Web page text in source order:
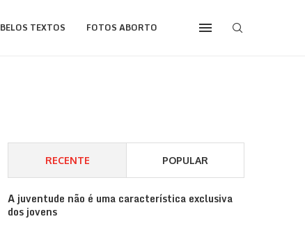
BELOS TEXTOS FOTOS ABORTO
RECENTE POPULAR
A juventude não é uma característica exclusiva
dos jovens